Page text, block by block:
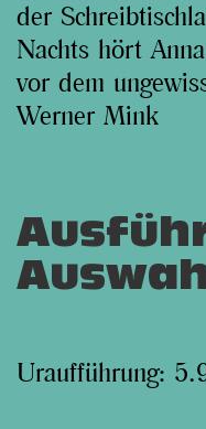
der
Nachts hört
vor dem
Werner Mink
A
u
b
Uraufführung: